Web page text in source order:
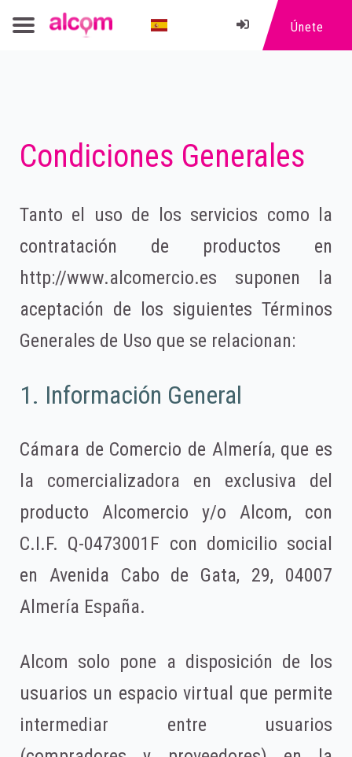
Únete
Condiciones Generales
Tanto el uso de los servicios como la
contratación de productos en
http://www.alcomercio.es suponen la
aceptación de los siguientes Términos
Generales de Uso que se relacionan:
1. Información General
Cámara de Comercio de Almería, que es
la comercializadora en exclusiva del
producto Alcomercio y/o Alcom, con
C.I.F. Q-0473001F con domicilio social
en Avenida Cabo de Gata, 29, 04007
Almería España.
Alcom solo pone a disposición de los
usuarios un espacio virtual que permite
intermediar entre usuarios